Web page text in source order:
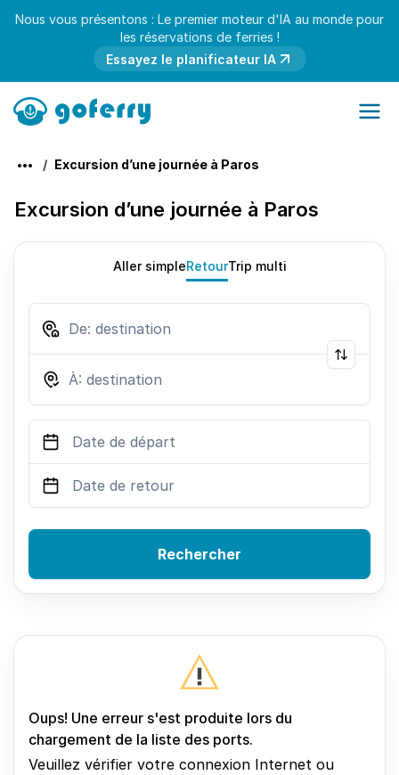
Nous vous présentons : Le premier moteur d'IA au monde pour
les réservations de ferries !
Essayez le planificateur IA
Excursion d’une journée à Paros
Excursion d’une journée à Paros
Aller simpleRetourTrip multi
Rechercher
Oups! Une erreur s'est produite lors du
chargement de la liste des ports.
Veuillez vérifier votre connexion Internet ou